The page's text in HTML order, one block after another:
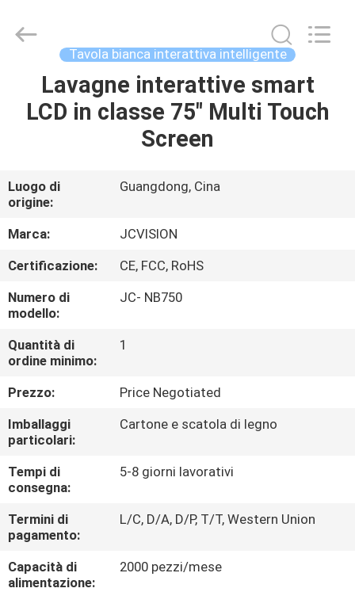
CASA.
SU
DI
NOI
VISITA
ALLA
FABBRICA
CONTROLLO
DELLA
QUALITÀ
CONTATTACI
NOTIZIE
Interactive
Technology
Tavola bianca interattiva intelligente
Lavagne interattive smart
LCD in classe 75" Multi Touch
Screen
Luogo di
origine:
Guangdong, Cina
Marca:
JCVISION
Certificazione:
CE, FCC, RoHS
Numero di
modello:
JC- NB750
Quantità di
ordine minimo:
1
Prezzo:
Price Negotiated
Imballaggi
particolari:
Cartone e scatola di legno
Tempi di
consegna:
5-8 giorni lavorativi
Termini di
pagamento:
L/C, D/A, D/P, T/T, Western Union
Capacità di
alimentazione:
2000 pezzi/mese